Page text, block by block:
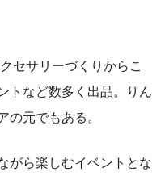
セサリーづくりからこ
トなど数多く出品。りん
元でもある。
がら楽しむイベントとな